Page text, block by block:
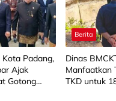
Padang,
Ajak
Gotong
Berita
Dinas
Manfaatkan
TKD untuk